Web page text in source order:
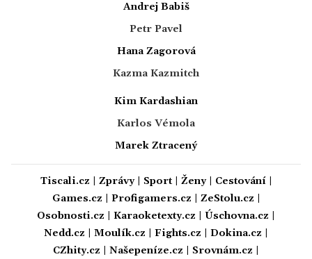
Andrej Babiš
Petr Pavel
Hana Zagorová
Kazma Kazmitch
Kim Kardashian
Karlos Vémola
Marek Ztracený
Tiscali.cz Zprávy| Sport| Ženy| Cestování|
Games.cz
Profigamers.cz ZeStolu.cz
Osobnosti.cz
Karaoketexty.cz Úschovna.cz
Nedd.cz
Moulík.cz Fights.cz Dokina.cz
CZhity.cz
Našepeníze.cz Srovnám.cz